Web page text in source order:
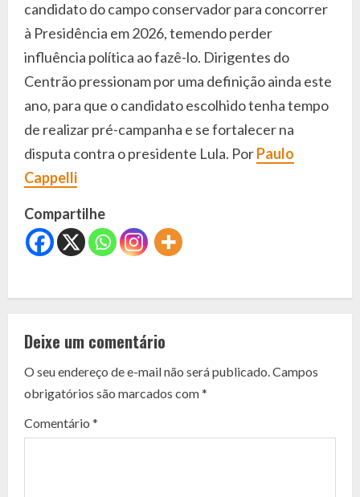
candidato do campo conservador para concorrer
à Presidência em 2026, temendo perder
influência política ao fazê-lo. Dirigentes do
Centrão pressionam por uma definição ainda este
ano, para que o candidato escolhido tenha tempo
de realizar pré-campanha e se fortalecer na
disputa contra o presidente Lula. PorPaulo
Cappelli
Compartilhe
C
n
t
i
Deixe um comentário
O seu endereço de e-mail não será publicado.Campos
obrigatórios são marcados com*
Comentário *